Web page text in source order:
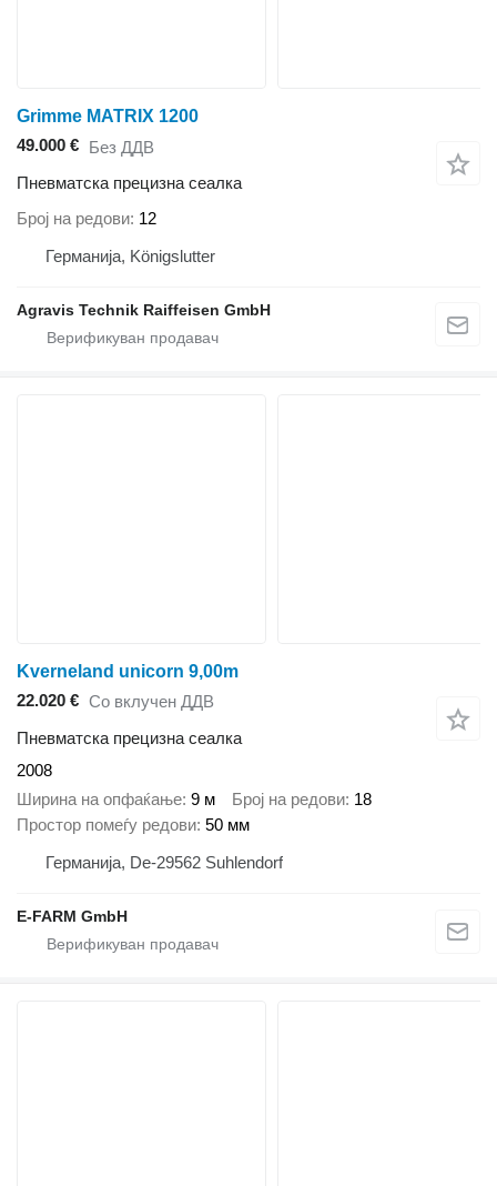
Grimme MATRIX 1200
49.000 € Без ДДВ
Пневматска прецизна сеалка
Број на редови 12
Германија, Königslutter
Agravis Technik Raiffeisen GmbH
Kverneland unicorn 9,00m
22.020 € Со вклучен ДДВ
Пневматска прецизна сеалка
2008
Ширина на опфаќање 9 м Број на редови 18
Простор помеѓу редови 50 мм
Германија, De-29562 Suhlendorf
E-FARM GmbH